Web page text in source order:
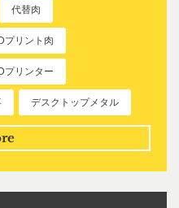
代替肉
プリント肉
プリンター
デスクトップメタル